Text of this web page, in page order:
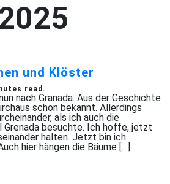
und Klöster
read.
nach Granada. Aus der Geschichte
schon bekannt. Allerdings
als ich auch die
Grenada besuchte. Ich hoffe, jetzt
halten. Jetzt bin ich
hier hängen die Bäume […]